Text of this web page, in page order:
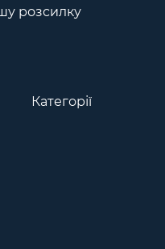
розсилку
Категорії